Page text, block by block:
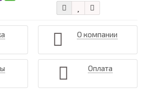
О компании
Оплата